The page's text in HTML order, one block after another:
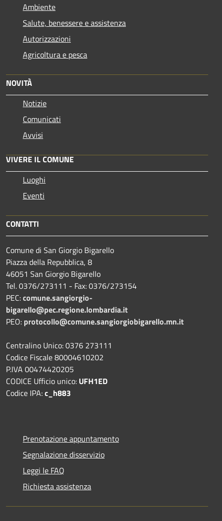
Ambiente
Salute, benessere e assistenza
Autorizzazioni
Agricoltura e pesca
NOVITÀ
Notizie
Comunicati
Avvisi
VIVERE IL COMUNE
Luoghi
Eventi
CONTATTI
Comune di San Giorgio Bigarello
Piazza della Repubblica, 8
46051 San Giorgio Bigarello
Tel. 0376/273111 - Fax: 0376/273154
PEC:comune.sangiorgio-
bigarello@pec.regione.lombardia.it
PEO: protocollo@comune.sangiorgiobigarello.mn.it
Centralino Unico: 0376 273111
Codice Fiscale 80004610202
P.IVA 00474420205
CODICE Ufficio unico: UFH1ED
Codice IPA:c_h883
Prenotazione appuntamento
Segnalazione disservizio
Leggi le FAQ
Richiesta assistenza